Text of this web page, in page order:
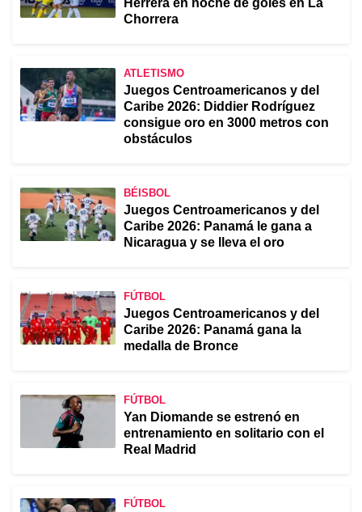
Chorrera
ATLETISMO
Juegos Centroamericanos y del
Caribe 2026: Diddier Rodríguez
consigue oro en 3000 metros con
obstáculos
BÉISBOL
Juegos Centroamericanos y del
Caribe 2026: Panamá le gana a
Nicaragua y se lleva el oro
FÚTBOL
Juegos Centroamericanos y del
Caribe 2026: Panamá gana la
medalla de Bronce
FÚTBOL
Yan Diomande se estrenó en
entrenamiento en solitario con el
Real Madrid
FÚTBOL